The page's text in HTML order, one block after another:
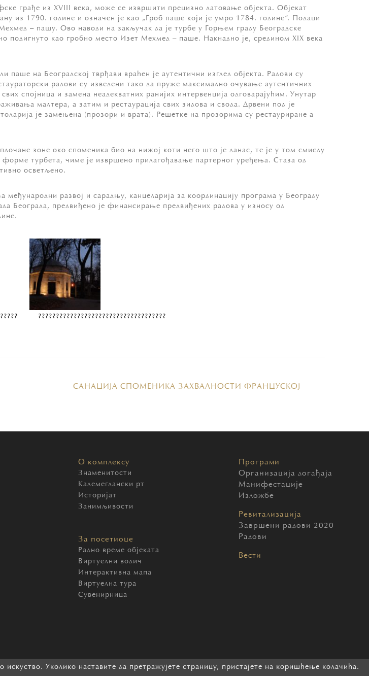
грађе из XVIII века, може се извршити прецизно датовање објекта. Објекат
из 1790. године и означен је као „Гроб паше који је умро 1784. године“. Подаци
– пашу. Ово наводи на закључак да је турбе у Горњем граду Београдске
подигнуто као гробно место Изет Мехмед – паше. Накнадно је, средином XIX века
на Београдској тврђави враћен је аутентични изглед објекта. Радови су
радови су изведени тако да пруже максимално очување аутентичних
спојница и замена неадекватних ранијих интервенција одговарајућим. Унутар
малтера, а затим и рестаурација свих зидова и свода. Дрвени под је
је замењена (прозори и врата). Решетке на прозорима су рестауриране а
зоне око споменика био на нижој коти него што је данас, те је у том смислу
турбета, чиме је извршено прилагођавање партерног уређења. Стаза од
осветљено.
развој и сарадњу, канцеларија за координацију програма у Београду
Београда, предвиђено је финансирање предвиђених радова у износу од
????????????????????????????????????
САНАЦИЈА СПОМЕНИКА ЗАХВАЛНОСТИ ФРАНЦУСКОЈ
Уколико наставите да претражујете страницу, пристајете на коришћење колачића.
О комплексу
Знаменитости
Калемегдански рт
Историјат
Занимљивости
За посетиоце
Радно време објеката
Виртуелни водич
Интерактивна мапа
Виртуелна тура
Сувенирница
Програми
Организација догађаја
Манифестације
Изложбе
Ревитализација
Завршени радови 2020
Радови
Вести